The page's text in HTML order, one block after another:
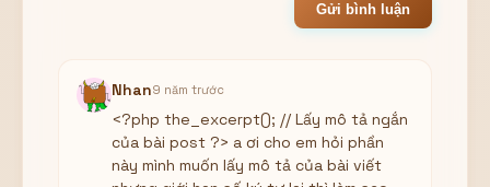
Gửi bình luận
Nhan9 năm trước
<?php the_excerpt(); // Lấy mô tả ngắn
của bài post ?> a ơi cho em hỏi phần
này mình muốn lấy mô tả của bài viết